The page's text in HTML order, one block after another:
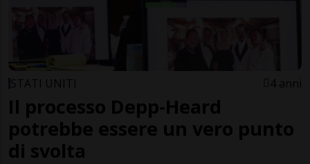
STATI UNITI 4 anni
Il processo Depp-Heard
potrebbe essere un vero punto
di svolta